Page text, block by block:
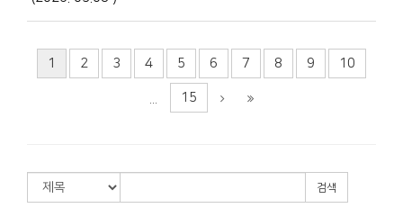
1 2 3 4 5 6 7 8 9 10
15
검색